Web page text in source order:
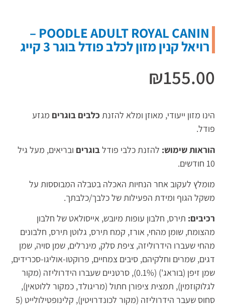
POODLE ADULT ROYAL CANIN –
רויאל קנין מזון לכלב פודל בוגר 3 קייג
₪155.00
הינו מזון ייעודי, מאוזן ומלא להזנת כלבים בוגרים מגזע
פודל.
הוראות שימוש: להזנת כלבי פודלבוגרים ובריאים, מעל גיל
10 חודשים.
מומלץ לעקוב אחר הנחיות האכלה בטבלה המבוססות על
משקל הגוף ומידת הפעילות של כלבך/כלבתך.
רכיבים: תירס, חלבון עופות מיובש, אייסולאט של חלבון
מהצומח, שומן מהחי, אורז, קמח תירס, גלוטן תירס, חלבונים
מהחי שעברו הידרוליזה, ציפת סלק, מינרלים, שמן סויה, שמן
דגים, שמרים וחלקיהם, סיבים צמחיים, פרוקטו-אוליגו-סכרידים,
שמן זיפן (בוראג') (0.1%), סרטניים שעברו הידרוליזה (מקור
לגלוקוזמין), תמצית ציפורן חתול (מריגולד, כמקור ללוטאין),
סחוס שעבר הידרוליזה (מקור לכונדרויטין), קלינופטילולייט (5